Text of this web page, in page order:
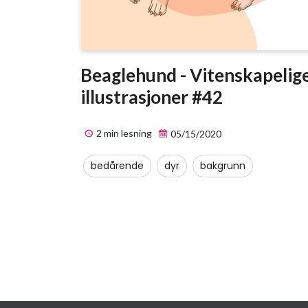
Beaglehund -
illustrasjoner #42
2 min lesning 05/15/2020
bedårende dyr bakgrunn